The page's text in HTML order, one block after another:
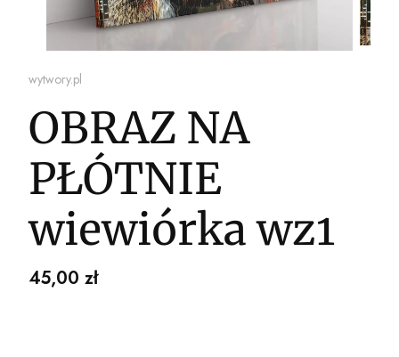
wytwory.pl
OBRAZ NA
PŁÓTNIE
wiewiórka wz1
Cena
45,00 zł